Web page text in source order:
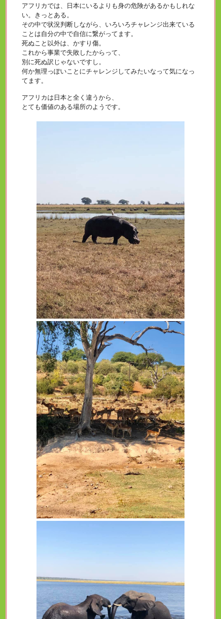
アフリカでは、日本にいるよりも身の危険があるかもしれな
い。きっとある。
その中で状況判断しながら、いろいろチャレンジ出来ている
ことは自分の中で自信に繋がってます。
死ぬこと以外は、かすり傷。
これから事業で失敗したからって、
別に死ぬ訳じゃないですし。
何か無理っぽいことにチャレンジしてみたいなって気になっ
てます。
アフリカは日本と全く違うから、
とても価値のある場所のようです。